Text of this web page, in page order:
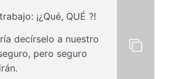
¡¿Qué, QUÉ ?!
decírselo a nuestro
pero seguro